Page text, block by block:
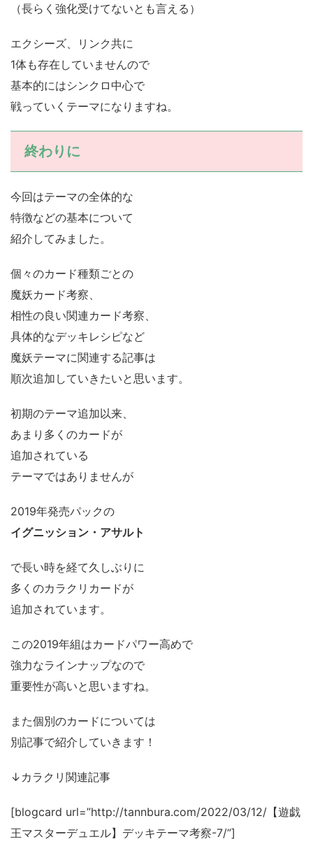
（長らく強化受けてないとも言える）
エクシーズ、リンク共に
1体も存在していませんので
基本的にはシンクロ中心で
戦っていくテーマになりますね。
終わりに
今回はテーマの全体的な
特徴などの基本について
紹介してみました。
個々のカード種類ごとの
魔妖カード考察、
相性の良い関連カード考察、
具体的なデッキレシピなど
魔妖テーマに関連する記事は
順次追加していきたいと思います。
初期のテーマ追加以来、
あまり多くのカードが
追加されている
テーマではありませんが
2019年発売パックの
イグニッション・アサルト
で長い時を経て久しぶりに
多くのカラクリカードが
追加されています。
この2019年組はカードパワー高めで
強力なラインナップなので
重要性が高いと思いますね。
また個別のカードについては
別記事で紹介していきます！
↓カラクリ関連記事
[blogcard url=”http://tannbura.com/2022/03/12/【遊戯
王マスターデュエル】デッキテーマ考察-7/”]